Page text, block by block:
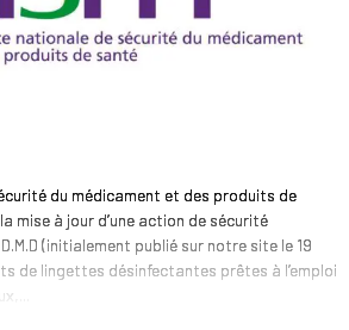
du médicament et des produits de
mise à jour d’une action de sécurité
(initialement publié sur notre site le 19
de lingettes désinfectantes prêtes à l’emploi